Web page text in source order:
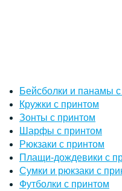
Бейсболки и панамы
Кружки с принтом
Зонты с принтом
Шарфы с принтом
Рюкзаки с принтом
Плащи-дождевики с
Сумки и рюкзаки с
Футболки с принтом